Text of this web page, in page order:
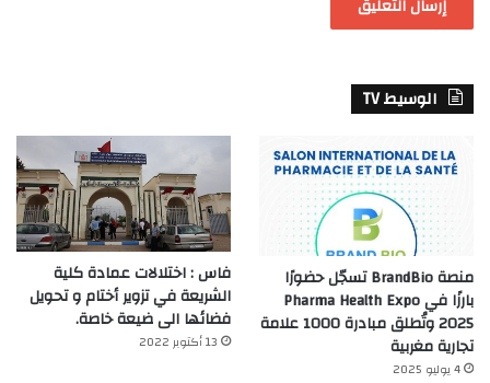
الوسيط TV
منصة BrandBio تسجّل حضورًا
بارزًا في Pharma Health Expo
2025 وتُطلق مبادرة 1000 علامة
تجارية مغربية
4 يوليو 2025
فاس : اختلالات عمادة كلية
الشريعة في تزوير أختام و تحويل
فضائها الى ضيعة خاصة.
13 أكتوبر 2022